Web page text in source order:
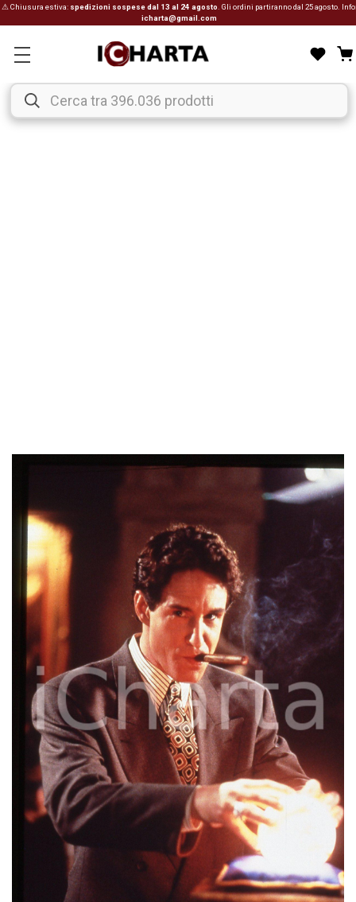
⚠ Chiusura estiva: spedizioni sospese dal 13 al 24 agosto . Gli ordini partiranno dal 25 agosto. Info:
icharta@gmail.com